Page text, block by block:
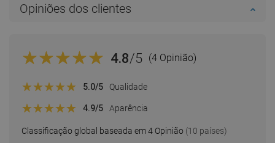
Opiniões dos clientes
4.8/5 (4 Opinião)
Classificação global baseada em 4 Opinião (10 países)
5.0/5 Qualidade
4.9/5 Aparência